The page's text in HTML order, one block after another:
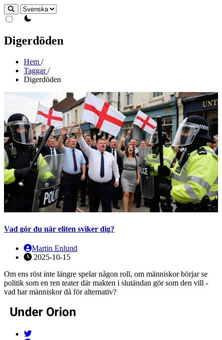
theme switcher
Digerdöden
Hem /
Taggar/
Digerdöden
Vad gör du när eliten sviker dig?
Martin Enlund
2025-10-15
Om ens röst inte längre spelar någon roll, om människor börjar se
politik som en ren teater där makten i slutändan gör som den vill -
vad har människor då för alternativ?